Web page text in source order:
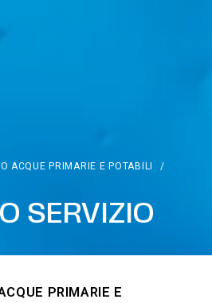
ACQUE PRIMARIE E POTABILI
/
SERVIZIO
PRIMARIE E